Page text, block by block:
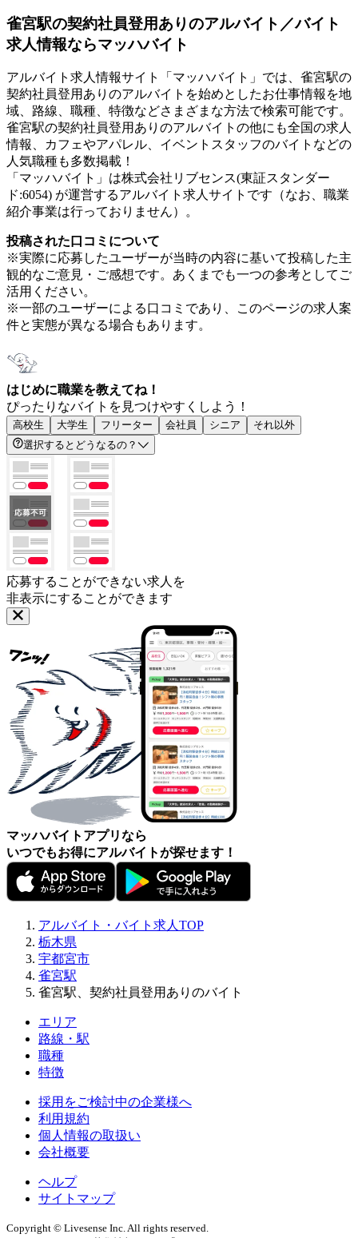
雀宮駅の契約社員登用ありのアルバイト／バイト
求人情報ならマッハバイト
アルバイト求人情報サイト「マッハバイト」では、雀宮駅の
契約社員登用ありのアルバイトを始めとしたお仕事情報を地
域、路線、職種、特徴などさまざまな方法で検索可能です。
雀宮駅の契約社員登用ありのアルバイトの他にも全国の求人
情報、カフェやアパレル、イベントスタッフのバイトなどの
人気職種も多数掲載！
「マッハバイト」は株式会社リブセンス(東証スタンダー
ド:6054) が運営するアルバイト求人サイトです（なお、職業
紹介事業は行っておりません）。
投稿された口コミについて
※実際に応募したユーザーが当時の内容に基いて投稿した主
観的なご意見・ご感想です。あくまでも一つの参考としてご
活用ください。
※一部のユーザーによる口コミであり、このページの求人案
件と実態が異なる場合もあります。
はじめに職業を教えてね！
ぴったりなバイトを見つけやすくしよう！
高校生 大学生 フリーター 会社員 シニア
それ以外
選択するとどうなるの？
応募することができない求人を
非表示にすることができます
マッハバイトアプリなら
いつでもお得にアルバイトが探せます！
アルバイト・バイト求人TOP
栃木県
宇都宮市
雀宮駅
雀宮駅、契約社員登用ありのバイト
エリア
路線・駅
職種
特徴
採用をご検討中の企業様へ
利用規約
個人情報の取扱い
会社概要
ヘルプ
サイトマップ
Copyright © Livesense Inc. All rights reserved.